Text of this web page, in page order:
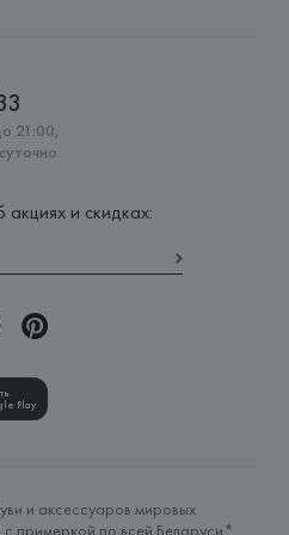
21:00,
и скидках:
Play
и аксессуаров мировых
примеркой по всей Беларуси*.